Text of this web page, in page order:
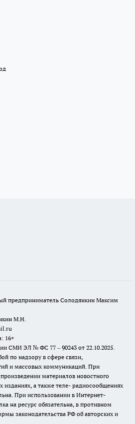
предприниматель Солодянкин Максим
М.Н.
16+
СМИ ЭЛ № ФС 77 – 90243 от 22.10.2025.
по надзору в сфере связи,
и массовых коммуникаций. При
материалов новостного
изданиях, а также теле- радиосообщениях
При использовании в Интернет-
на ресурс обязательна, в противном
законодательства РФ об авторских и